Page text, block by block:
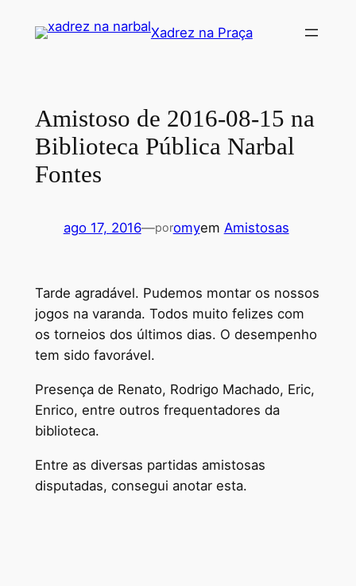
Xadrez na Praça
Amistoso de 2016-08-15 na
Biblioteca Pública Narbal
Fontes
ago 17, 2016—poromyem Amistosas
Tarde agradável. Pudemos montar os nossos
jogos na varanda. Todos muito felizes com
os torneios dos últimos dias. O desempenho
tem sido favorável.
Presença de Renato, Rodrigo Machado, Eric,
Enrico, entre outros frequentadores da
biblioteca.
Entre as diversas partidas amistosas
disputadas, consegui anotar esta.